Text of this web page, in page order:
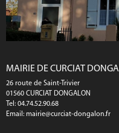
MAIRIE DE CURCIAT
26 route de Saint-Trivier
01560 CURCIAT DONGALON
Tel: 04.74.52.90.68
Email: mairie@curciat-dongalon.fr